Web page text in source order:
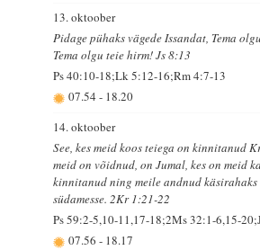
13. oktoober
Pidage pühaks vägede Issandat, Tema
Tema olgu teie hirm! Js 8:13
Ps 40:10-18;Lk 5:12-16;Rm 4:7-13
07.54- 18.20
14. oktoober
See, kes meid koos teiega on kinnitanud
meid on võidnud, on Jumal, kes on meid
kinnitanud ning meile andnud käsirahaks
südamesse. 2Kr 1:21-22
Ps 59:2-5,10-11,17-18;2Ms 32:1-6,15-
07.56- 18.17